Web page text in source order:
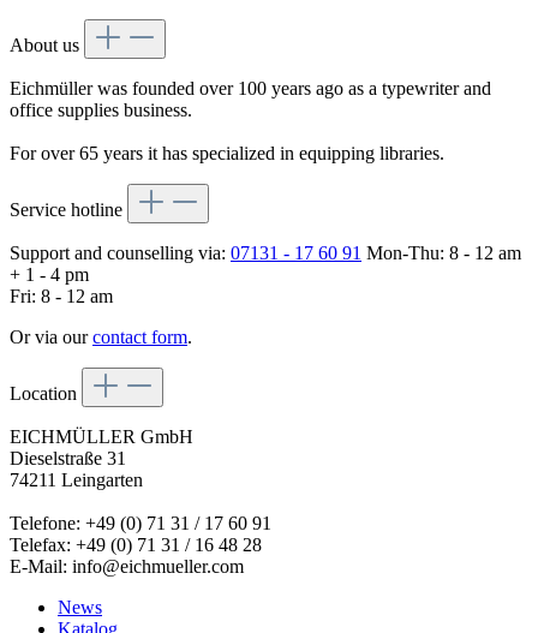
About us
Eichmüller was founded over 100 years ago as a typewriter and
office supplies business.
For over 65 years it has specialized in equipping libraries.
Service hotline
Support and counselling via: 07131 - 17 60 91 Mon-Thu: 8 - 12 am
+ 1 - 4 pm
Fri: 8 - 12 am
Or via ourcontact form.
Location
EICHMÜLLER GmbH
Dieselstraße 31
74211 Leingarten
Telefone: +49 (0) 71 31 / 17 60 91
Telefax: +49 (0) 71 31 / 16 48 28
E-Mail: info@eichmueller.com
News
Katalog